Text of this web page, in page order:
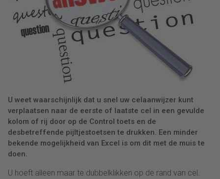
U weet waarschijnlijk dat u snel uw celaanwijzer kunt
verplaatsen naar de eerste of laatste cel in een gevulde
kolom of rij door op de Control toets en de
desbetreffende pijltjestoetsen te drukken. Een minder
bekende mogelijkheid van Excel is om dit met de muis te
doen.
U hoeft alleen maar te dubbelklikken op de rand van cel.